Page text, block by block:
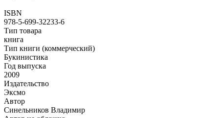
ISBN
978-5-699-32233-6
Тип товара
книга
Тип книги (коммерческий)
Букинистика
Год выпуска
2009
Издательство
Эксмо
Автор
Синельников Владимир